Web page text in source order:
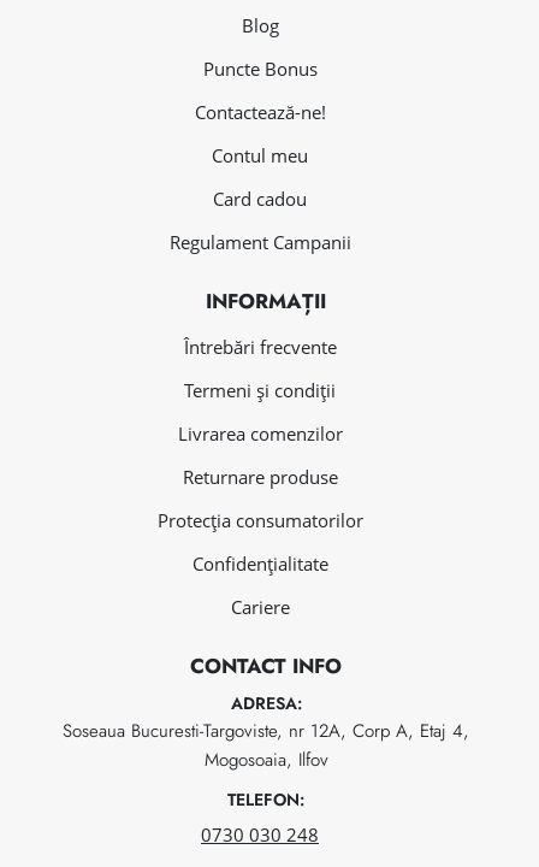
Blog
Puncte Bonus
Contactează-ne!
Contul meu
Card cadou
Regulament Campanii
INFORMAȚII
Întrebări frecvente
Termeni și condiții
Livrarea comenzilor
Returnare produse
Protecția consumatorilor
Confidențialitate
Cariere
CONTACT INFO
ADRESA:
Soseaua Bucuresti-Targoviste, nr 12A, Corp A, Etaj 4,
Mogosoaia, Ilfov
TELEFON:
0730 030 248